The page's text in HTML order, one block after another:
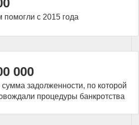
помогли с 2015 года
000
сумма задолженности, по которой
процедуры банкротства